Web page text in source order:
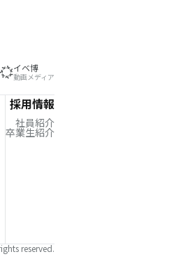
イベ博
動画メディア
採用情報
社員紹介
卒業生紹介
reserved.